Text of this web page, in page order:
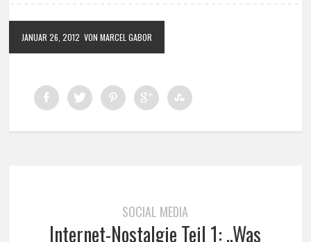
JANUAR 26, 2012 VON MARCEL GABOR
SOCIAL MEDIA
Internet-Nostalgie Teil 1: „Was